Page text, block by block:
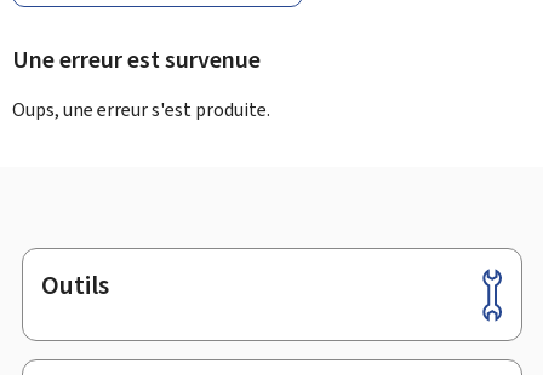
Une erreur est survenue
Oups, une erreur s'est produite.
Pied
de
page
Outils